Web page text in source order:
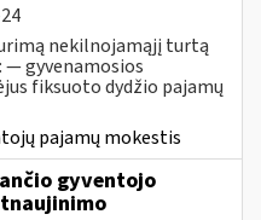
nekilnojamąjį turtą
— gyvenamosios
fiksuoto dydžio pajamų
pajamų mokestis
gyventojo